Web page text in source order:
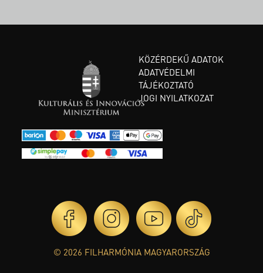
KÖZÉRDEKŰ ADATOK
ADATVÉDELMI
TÁJÉKOZTATÓ
JOGI NYILATKOZAT
© 2026 FILHARMÓNIA MAGYARORSZÁG